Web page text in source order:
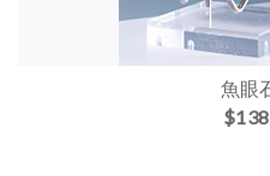
魚眼